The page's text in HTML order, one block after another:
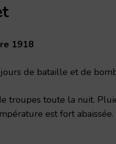
1918
jours de bataille et de
troupes toute la nuit.
est fort